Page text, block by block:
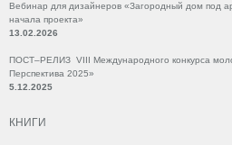
Вебинар для дизайнеров «Загородный дом под
начала проекта»
13.02.2026
ПОСТ–РЕЛИЗ VIII Международного конкурса
Перспектива 2025»
5.12.2025
КНИГИ